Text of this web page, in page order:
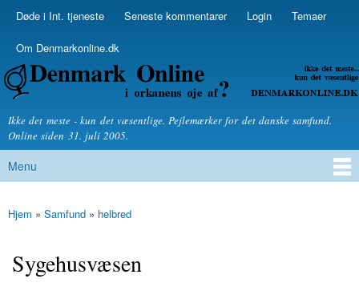
Skip to
Secondary menu
Døde i Int. tjeneste Seneste kommentarer Login Temaer
Om Denmarkonline.dk
Denmarkonline.dk - blognyheder om politik
Ikke det meste - kun det væsentlige. Pejlemærker for det danske samfund.
Online siden 31. juli 2005.
Main menu
Menu
You are here
Hjem » Samfund » helbred
Sygehusvæsen